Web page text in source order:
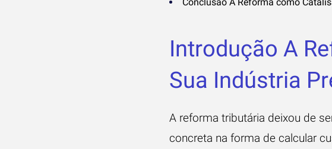
Introdução A
Sua Indústria
A reforma tributária deixou de
concreta na forma de calcular